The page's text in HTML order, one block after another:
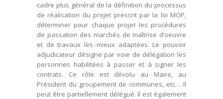
cadre plus général de la définition du processus
de réalisation du projet prescrit par la loi MOP,
déterminer pour chaque projet les procédures
de passation des marchés de maîtrise d’oeuvre
et de travaux les mieux adaptées. Le pouvoir
adjudicateur désigne par voie de délégation les
personnes habilitées à passer et à signer les
contrats. Ce rôle est dévolu au Maire, au
Président du groupement de communes, etc… Il
peut être partiellement délégué. Il est également